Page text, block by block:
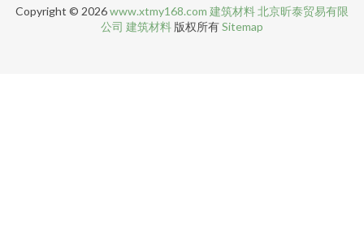
Copyright © 2026www.xtmy168.com 建筑材料北京昕泰贸易有限
公司 建筑材料 版权所有Sitemap